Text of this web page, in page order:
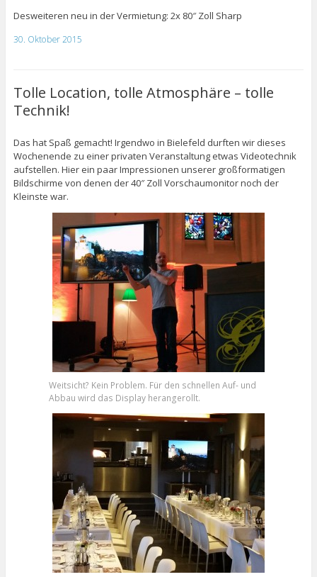
Desweiteren neu in der Vermietung: 2x 80″ Zoll Sharp
30. Oktober 2015
Tolle Location, tolle Atmosphäre – tolle
Technik!
Das hat Spaß gemacht! Irgendwo in Bielefeld durften wir dieses
Wochenende zu einer privaten Veranstaltung etwas Videotechnik
aufstellen. Hier ein paar Impressionen unserer großformatigen
Bildschirme von denen der 40″ Zoll Vorschaumonitor noch der
Kleinste war.
Weitsicht? Kein Problem. Für den schnellen Auf- und
Abbau wird das Display herangerollt.